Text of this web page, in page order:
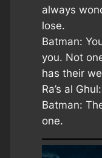
always
lose.
Batman:
you. Not
has their
Ra’s al
Batman:
one.